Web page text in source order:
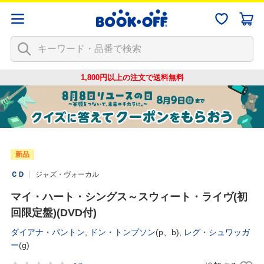
1,800円以上の注文で送料無料
新品
ＣＤ ジャズ・ヴォーカル
マイ・ハート・シングス～スウィート・ライヴ(初
回限定盤)(DVD付)
ダイアナ・パントン ドン・トンプソン(p、b),
レグ・シュワッガ
ー(g)